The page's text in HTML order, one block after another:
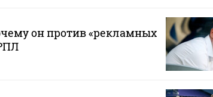
он против «рекламных